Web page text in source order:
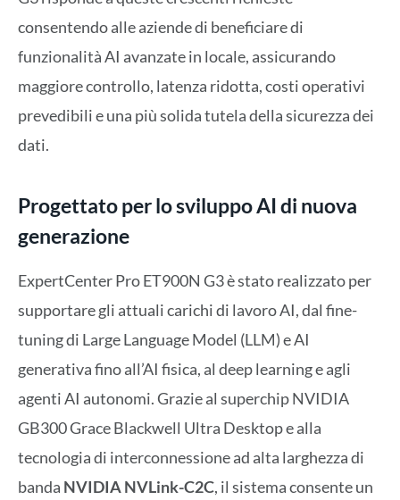
consentendo alle aziende di beneficiare di
funzionalità AI avanzate in locale, assicurando
maggiore controllo, latenza ridotta, costi operativi
prevedibili e una più solida tutela della sicurezza dei
dati.
Progettato per lo sviluppo AI di nuova
generazione
ExpertCenter Pro ET900N G3 è stato realizzato per
supportare gli attuali carichi di lavoro AI, dal fine-
tuning di Large Language Model (LLM) e AI
generativa fino all’AI fisica, al deep learning e agli
agenti AI autonomi. Grazie al superchip NVIDIA
GB300 Grace Blackwell Ultra Desktop e alla
tecnologia di interconnessione ad alta larghezza di
banda NVIDIA NVLink-C2C, il sistema consente un